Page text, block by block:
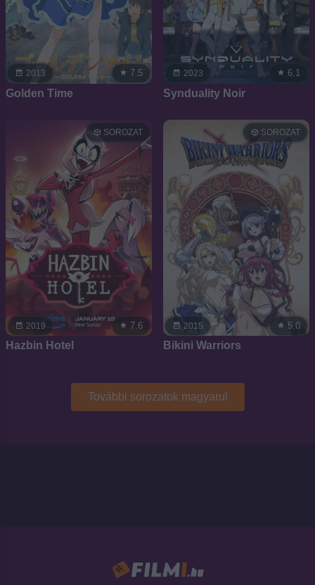
2013 7.5
Golden Time
2023 6.1
Synduality Noir
2019
SOROZAT
7.6
Hazbin Hotel
2015
SOROZAT
5.0
Bikini Warriors
További sorozatok magyarul